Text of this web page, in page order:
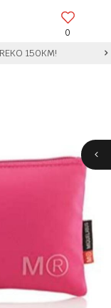
0
150KM!